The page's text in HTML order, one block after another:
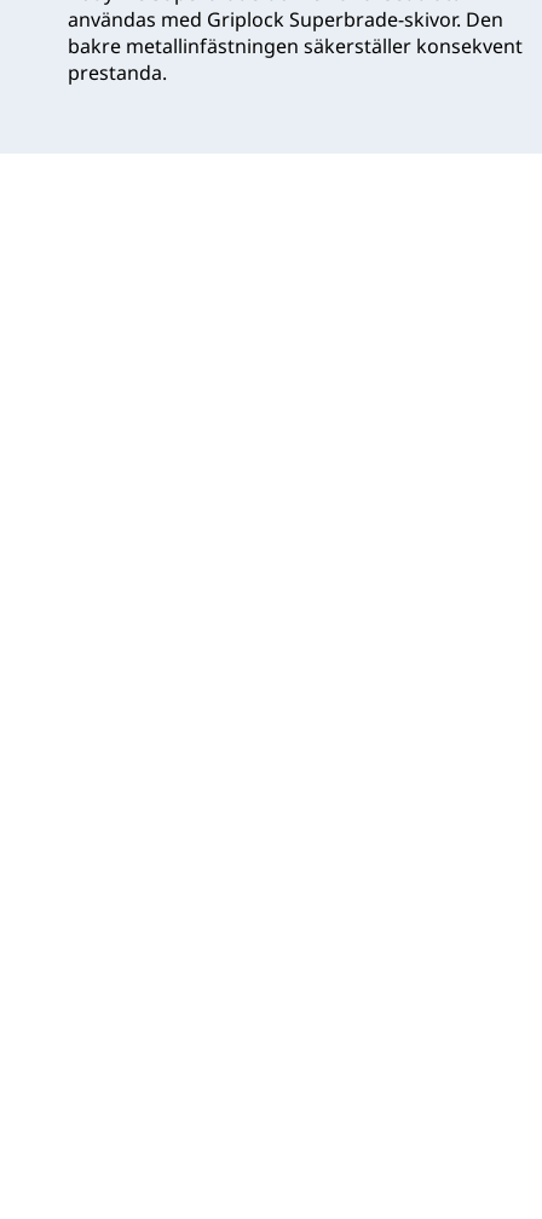
användas med Griplock Superbrade-skivor. Den
bakre metallinfästningen säkerställer konsekvent
prestanda.